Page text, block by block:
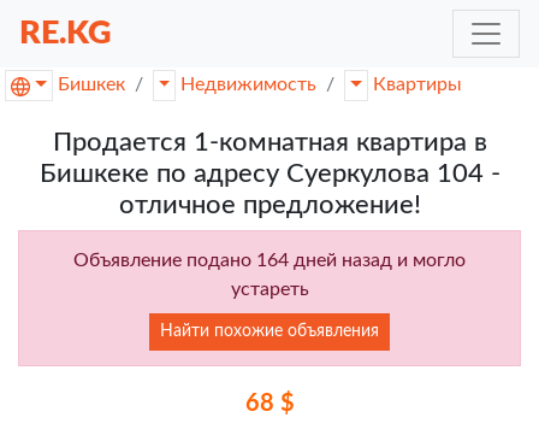
RE.KG
Бишкек Недвижимость Квартиры
Продается 1-комнатная квартира в
Бишкеке по адресу Суеркулова 104 -
отличное предложение!
Объявление подано 164 дней назад и могло
устареть
Найти похожие объявления
68 $